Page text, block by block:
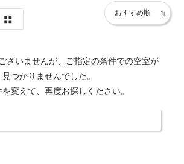
ざいませんが、ご指定の条件での空室が
見つかりませんでした。
変えて、再度お探しください。